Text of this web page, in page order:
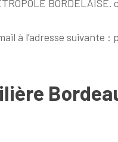
à l’adresse suivante :